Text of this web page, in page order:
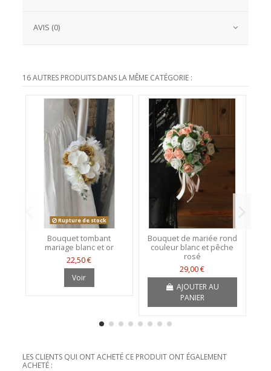
AVIS (0)
16 AUTRES PRODUITS DANS LA MÊME CATÉGORIE :
Rupture de stock
Bouquet tombant
mariage blanc et or
22,50 €
Voir
Bouquet de mariée rond
couleur blanc et pêche
rosé
29,00 €
AJOUTER AU
PANIER
LES CLIENTS QUI ONT ACHETÉ CE PRODUIT ONT ÉGALEMENT
ACHETÉ :